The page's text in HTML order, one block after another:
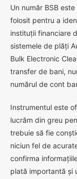
Un număr BSB
folosit pentru a
instituții financiare
sistemele de plăți
Bulk Electronic
transfer de bani,
numărul de cont
Instrumentul este
lucrăm din greu
trebuie să fie
niciun fel de
confirma
plată importantă și